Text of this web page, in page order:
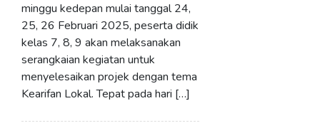
minggu kedepan mulai tanggal 24,
25, 26 Februari 2025, peserta didik
kelas 7, 8, 9 akan melaksanakan
serangkaian kegiatan untuk
menyelesaikan projek dengan tema
Kearifan Lokal. Tepat pada hari […]